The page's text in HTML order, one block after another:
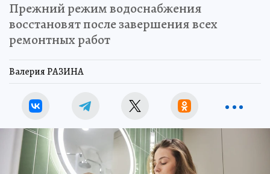
Прежний режим водоснабжения
восстановят после завершения всех
ремонтных работ
Валерия РАЗИНА